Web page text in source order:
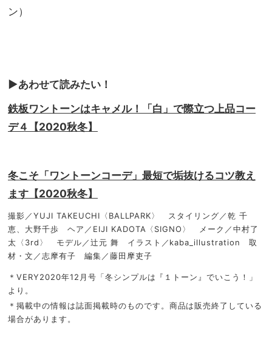
ン）
▶︎あわせて読みたい！
鉄板ワントーンはキャメル！「白」で際立つ上品コー
デ４【2020秋冬】
冬こそ「ワントーンコーデ」最短で垢抜けるコツ教え
ます【2020秋冬】
撮影／YUJI TAKEUCHI〈BALLPARK〉 スタイリング／乾 千
恵、大野千歩 ヘア／EIJI KADOTA〈SIGNO〉 メーク／中村了
太〈3rd〉 モデル／辻元 舞 イラスト／kaba_illustration 取
材・文／志摩有子 編集／藤田摩吏子
＊VERY2020年12月号「冬シンプルは『１トーン』でいこう！」
より。
＊掲載中の情報は誌面掲載時のものです。商品は販売終了している
場合があります。